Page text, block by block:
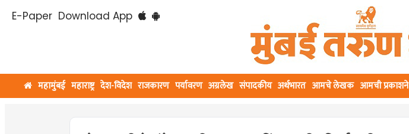
E-Paper Download App
महामुंबई महाराष्ट्र देश-विदेश राजकारण पर्यावरण अग्रलेख संपादकीय अर्थभारत आमचे लेखक आमची प्रकाशने